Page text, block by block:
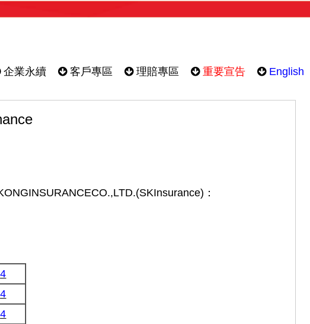
企業永續 客戶專區 理賠專區 重要宣告 English
：